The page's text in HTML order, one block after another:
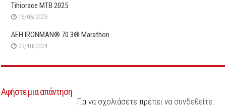
Tihiorace MTB 2025
16/05/2025
ΔΕΗ IRONMAN® 70.3® Marathon
23/10/2024
Αφήστε μια απάντηση
Για να σχολιάσετε πρέπει να συνδεθείτε